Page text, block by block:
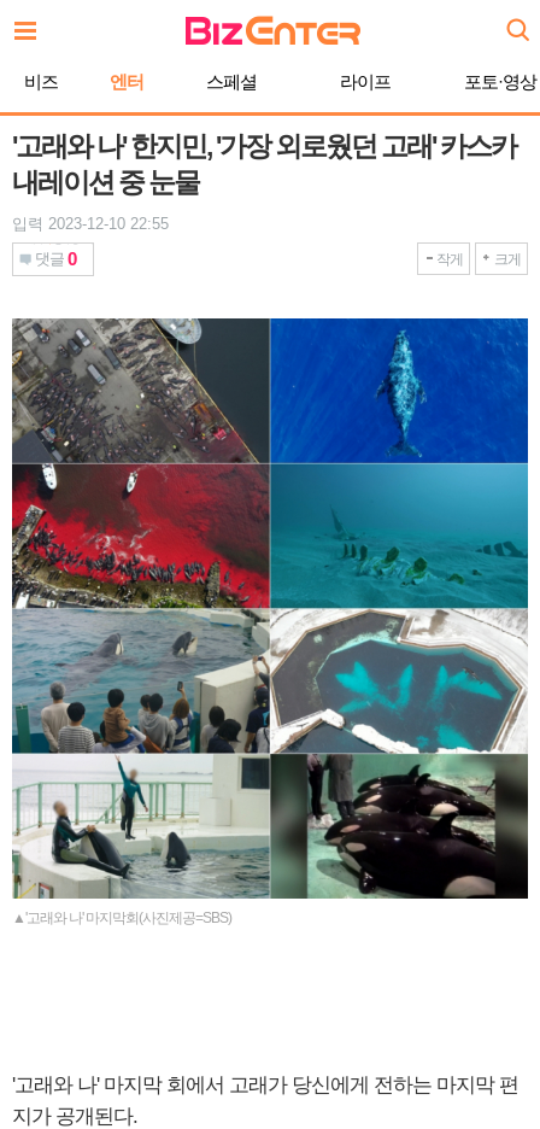
문
비즈 엔터 스페셜 라이프 포토·영상
'고래와 나' 한지민, '가장 외로웠던 고래' 카스카
내레이션 중 눈물
입력 2023-12-10 22:55
댓글 0 작게 크게
▲'고래와 나' 마지막회(사진제공=SBS)
'고래와 나' 마지막 회에서 고래가 당신에게 전하는 마지막 편
지가 공개된다.